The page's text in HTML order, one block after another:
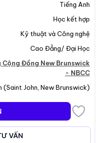
+5
Trình
Dân Dụngđược
những kỹ năng cần
đường bộ, giao thông
sinh viên sẽ tìm hiểu
kỹ thuật, bao gồm
Tiếng Anh
Học kết hợp
Kỹ thuật và Công nghệ
Cao Đẳng/ Đại Học
Cộng Đồng New Brunswick
- NBCC
(Saint John New Brunswick)
VẤN